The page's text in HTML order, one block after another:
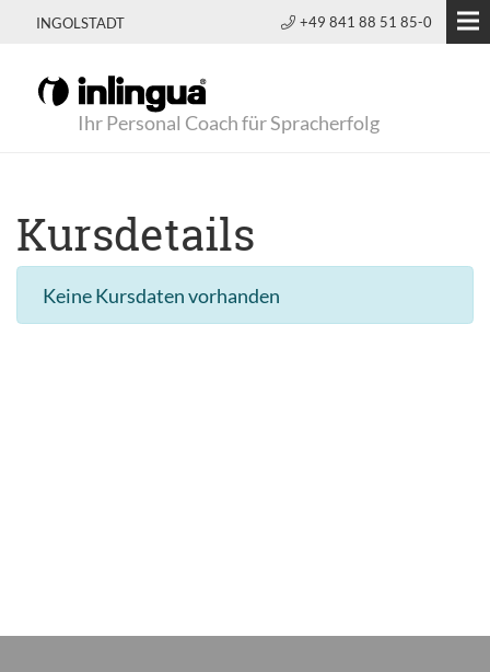
INGOLSTADT +49 841 88 51 85-0
Ihr Personal Coach für Spracherfolg
Kursdetails
Keine Kursdaten vorhanden